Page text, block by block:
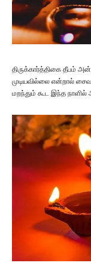
திருக்கார்த்திகை தீபம்
முடியவில்லை என்றால்
மறந்தும் கூட இந்த நாளில்